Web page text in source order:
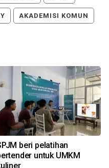
AKADEMISI KOMUN
beri pelatihan
untuk UMKM